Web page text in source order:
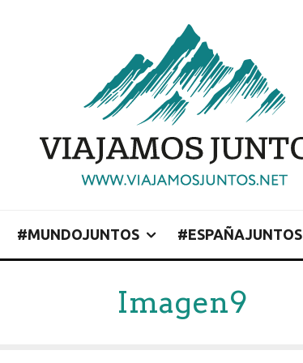
#MUNDOJUNTOS #ESPAÑAJUNTOS
Imagen9